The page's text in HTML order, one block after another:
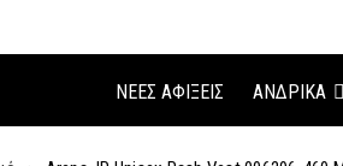
ΝΈΕΣ ΑΦΊΞΕΙΣ ΑΝΔΡΙΚΑ